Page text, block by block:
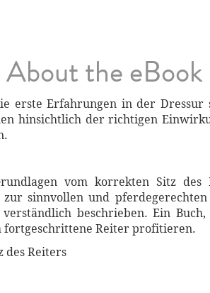
About the eBook
erste Erfahrungen in der Dressur
hinsichtlich der richtigen
vom korrekten Sitz des
sinnvollen und pferdegerechten
beschrieben. Ein
fortgeschrittene Reiter profitieren.
des Reiters